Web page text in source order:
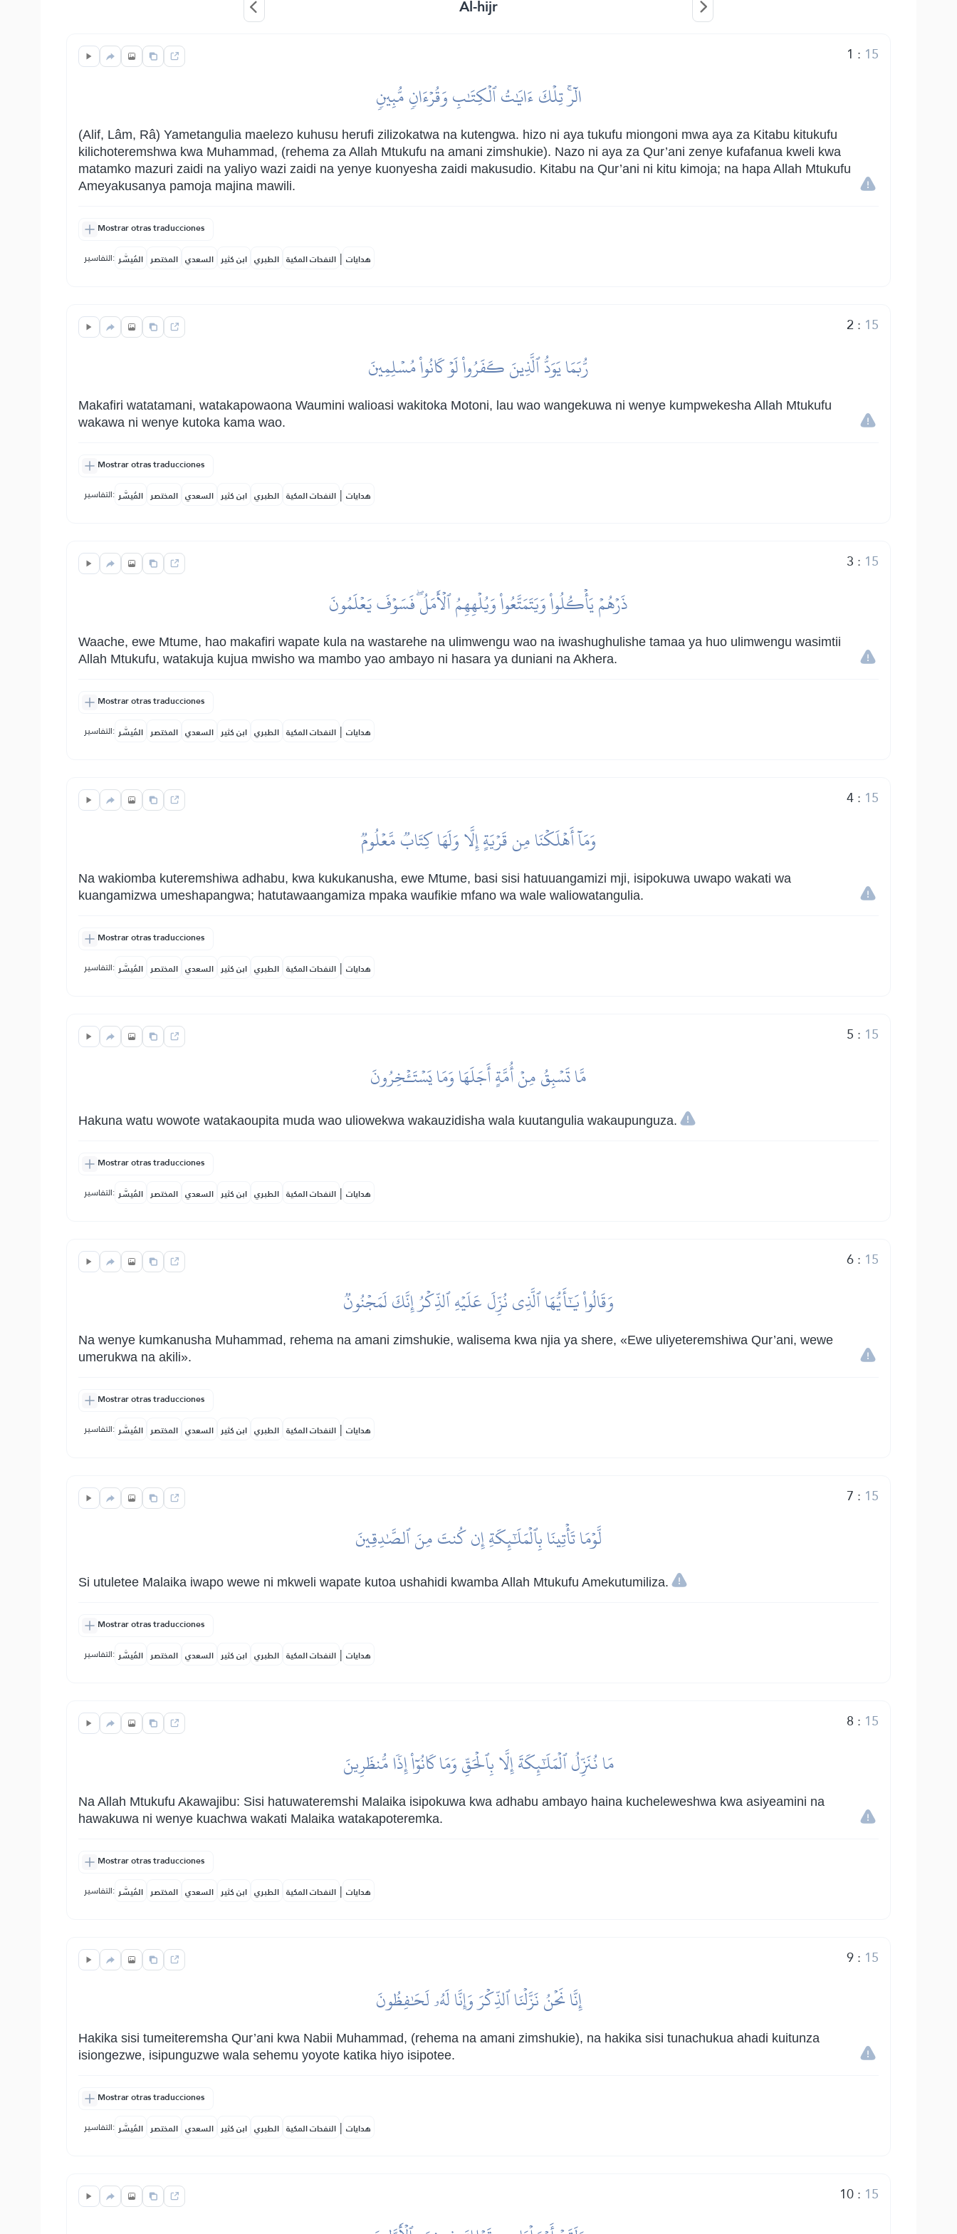
Al-hijr
1 : 15
الٓرۚ تِلۡكَ ءَايَٰتُ ٱلۡكِتَٰبِ وَقُرۡءَانٖ مُّبِينٖ
(Alif, Lâm, Râ) Yametangulia maelezo kuhusu herufi zilizokatwa na kutengwa. hizo ni aya tukufu miongoni mwa aya za Kitabu kitukufu
kilichoteremshwa kwa Muhammad, (rehema za Allah Mtukufu na amani zimshukie). Nazo ni aya za Qur’ani zenye kufafanua kweli kwa
matamko mazuri zaidi na yaliyo wazi zaidi na yenye kuonyesha zaidi makusudio. Kitabu na Qur’ani ni kitu kimoja; na hapa Allah Mtukufu
Ameyakusanya pamoja majina mawili.
Mostrar otras traducciones
التفاسير: المُيسَّر المختصر السعدي ابن كثير الطبري النفحات المكية | هدايات
2 : 15
رُّبَمَا يَوَدُّ ٱلَّذِينَ كَفَرُواْ لَوۡ كَانُواْ مُسۡلِمِينَ
Makafiri watatamani, watakapowaona Waumini walioasi wakitoka Motoni, lau wao wangekuwa ni wenye kumpwekesha Allah Mtukufu
wakawa ni wenye kutoka kama wao.
Mostrar otras traducciones
التفاسير: المُيسَّر المختصر السعدي ابن كثير الطبري النفحات المكية | هدايات
3 : 15
ذَرۡهُمۡ يَأۡكُلُواْ وَيَتَمَتَّعُواْ وَيُلۡهِهِمُ ٱلۡأَمَلُۖ فَسَوۡفَ يَعۡلَمُونَ
Waache, ewe Mtume, hao makafiri wapate kula na wastarehe na ulimwengu wao na iwashughulishe tamaa ya huo ulimwengu wasimtii
Allah Mtukufu, watakuja kujua mwisho wa mambo yao ambayo ni hasara ya duniani na Akhera.
Mostrar otras traducciones
التفاسير: المُيسَّر المختصر السعدي ابن كثير الطبري النفحات المكية | هدايات
4: 15
وَمَآ أَهۡلَكۡنَا مِن قَرۡيَةٍ إِلَّا وَلَهَا كِتَابٞ مَّعۡلُومٞ
Na wakiomba kuteremshiwa adhabu, kwa kukukanusha, ewe Mtume, basi sisi hatuuangamizi mji, isipokuwa uwapo wakati wa
kuangamizwa umeshapangwa; hatutawaangamiza mpaka waufikie mfano wa wale waliowatangulia.
Mostrar otras traducciones
التفاسير: المُيسَّر المختصر السعدي ابن كثير الطبري النفحات المكية | هدايات
5 : 15
مَّا تَسۡبِقُ مِنۡ أُمَّةٍ أَجَلَهَا وَمَا يَسۡتَـٔۡخِرُونَ
Hakuna watu wowote watakaoupita muda wao uliowekwa wakauzidisha wala kuutangulia wakaupunguza.
Mostrar otras traducciones
التفاسير: المُيسَّر المختصر السعدي ابن كثير الطبري النفحات المكية | هدايات
6: 15
وَقَالُواْ يَٰٓأَيُّهَا ٱلَّذِي نُزِّلَ عَلَيۡهِ ٱلذِّكۡرُ إِنَّكَ لَمَجۡنُونٞ
Na wenye kumkanusha Muhammad, rehema na amani zimshukie, walisema kwa njia ya shere, «Ewe uliyeteremshiwa Qur’ani, wewe
umerukwa na akili».
Mostrar otras traducciones
التفاسير: المُيسَّر المختصر السعدي ابن كثير الطبري النفحات المكية | هدايات
7 : 15
لَّوۡمَا تَأۡتِينَا بِٱلۡمَلَٰٓئِكَةِ إِن كُنتَ مِنَ ٱلصَّٰدِقِينَ
Si utuletee Malaika iwapo wewe ni mkweli wapate kutoa ushahidi kwamba Allah Mtukufu Amekutumiliza.
Mostrar otras traducciones
التفاسير: المُيسَّر المختصر السعدي ابن كثير الطبري النفحات المكية | هدايات
8 : 15
مَا نُنَزِّلُ ٱلۡمَلَٰٓئِكَةَ إِلَّا بِٱلۡحَقِّ وَمَا كَانُوٓاْ إِذٗا مُّنظَرِينَ
Na Allah Mtukufu Akawajibu: Sisi hatuwateremshi Malaika isipokuwa kwa adhabu ambayo haina kucheleweshwa kwa asiyeamini na
hawakuwa ni wenye kuachwa wakati Malaika watakapoteremka.
Mostrar otras traducciones
التفاسير: المُيسَّر المختصر السعدي ابن كثير الطبري النفحات المكية | هدايات
9: 15
إِنَّا نَحۡنُ نَزَّلۡنَا ٱلذِّكۡرَ وَإِنَّا لَهُۥ لَحَٰفِظُونَ
Hakika sisi tumeiteremsha Qur’ani kwa Nabii Muhammad, (rehema na amani zimshukie), na hakika sisi tunachukua ahadi kuitunza
isiongezwe, isipunguzwe wala sehemu yoyote katika hiyo isipotee.
Mostrar otras traducciones
التفاسير: المُيسَّر المختصر السعدي ابن كثير الطبري النفحات المكية | هدايات
10: 15